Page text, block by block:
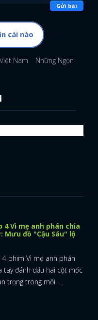
Gửi bài
cái nào
Nam Những Ngọn Nến
4 Vì mẹ anh phán chia
Mưu đồ "Cậu Sáu" lộ
4 phim Vì mẹ anh phán
tay đánh dấu hai cột mốc
trọng trong mối ...